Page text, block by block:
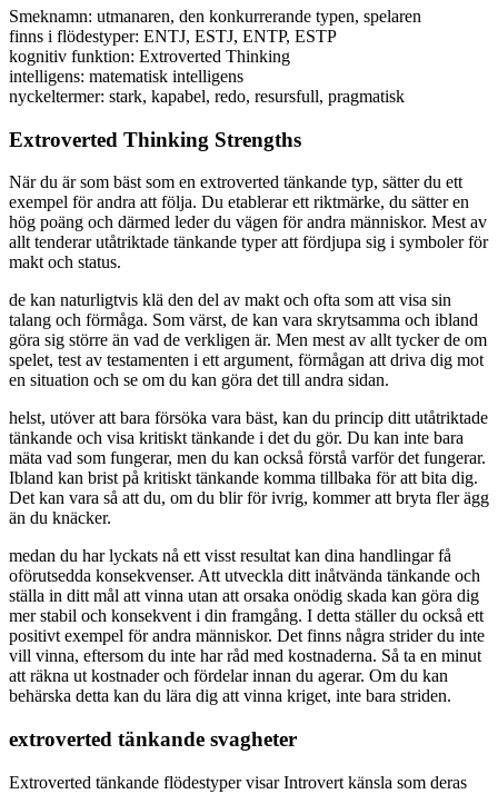
Smeknamn: utmanaren, den konkurrerande typen, spelaren
finns i flödestyper: ENTJ, ESTJ, ENTP, ESTP
kognitiv funktion: Extroverted Thinking
intelligens: matematisk intelligens
nyckeltermer: stark, kapabel, redo, resursfull, pragmatisk
Extroverted Thinking Strengths
När du är som bäst som en extroverted tänkande typ, sätter du ett
exempel för andra att följa. Du etablerar ett riktmärke, du sätter en
hög poäng och därmed leder du vägen för andra människor. Mest av
allt tenderar utåtriktade tänkande typer att fördjupa sig i symboler för
makt och status.
de kan naturligtvis klä den del av makt och ofta som att visa sin
talang och förmåga. Som värst, de kan vara skrytsamma och ibland
göra sig större än vad de verkligen är. Men mest av allt tycker de om
spelet, test av testamenten i ett argument, förmågan att driva dig mot
en situation och se om du kan göra det till andra sidan.
helst, utöver att bara försöka vara bäst, kan du princip ditt utåtriktade
tänkande och visa kritiskt tänkande i det du gör. Du kan inte bara
mäta vad som fungerar, men du kan också förstå varför det fungerar.
Ibland kan brist på kritiskt tänkande komma tillbaka för att bita dig.
Det kan vara så att du, om du blir för ivrig, kommer att bryta fler ägg
än du knäcker.
medan du har lyckats nå ett visst resultat kan dina handlingar få
oförutsedda konsekvenser. Att utveckla ditt inåtvända tänkande och
ställa in ditt mål att vinna utan att orsaka onödig skada kan göra dig
mer stabil och konsekvent i din framgång. I detta ställer du också ett
positivt exempel för andra människor. Det finns några strider du inte
vill vinna, eftersom du inte har råd med kostnaderna. Så ta en minut
att räkna ut kostnader och fördelar innan du agerar. Om du kan
behärska detta kan du lära dig att vinna kriget, inte bara striden.
extroverted tänkande svagheter
Extroverted tänkande flödestyper visar Introvert känsla som deras